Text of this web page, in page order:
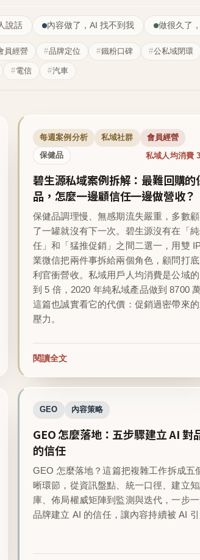
說話 內容做了，AI 找不到我 做很久了
員經營 品牌定位 鐵粉口碑 公私域閉環
電信 汽車
每週案例分析 私域社群 會員經營
保健品 私域人均消費
碧生源私域案例拆解：最難回購的
品，怎麼一邊顧信任一邊做營收？
保健品調理慢、無感期流失嚴重，多數
了一罐就沒有下一次。碧生源沒有在「
任」和「猛推促銷」之間二選一，用雙
業微信把兩件事拆給兩個角色，顧問打
利官衝營收。私域用戶人均消費是公域
到 5 倍，2020 年純私域產品做到 8700 萬
這篇也誠實看它的代價：促銷過密帶來
壓力。
閱讀全文
GEO 內容策略
GEO 怎麼落地：五步驟建立 AI 對
的信任
GEO 怎麼落地？這篇把複雜工作拆成五
晰環節，從資訊盤點、統一口徑、建立
庫、佈局權威矩陣到監測與迭代，一步
品牌建立 AI 的信任，讓內容持續被 AI 引